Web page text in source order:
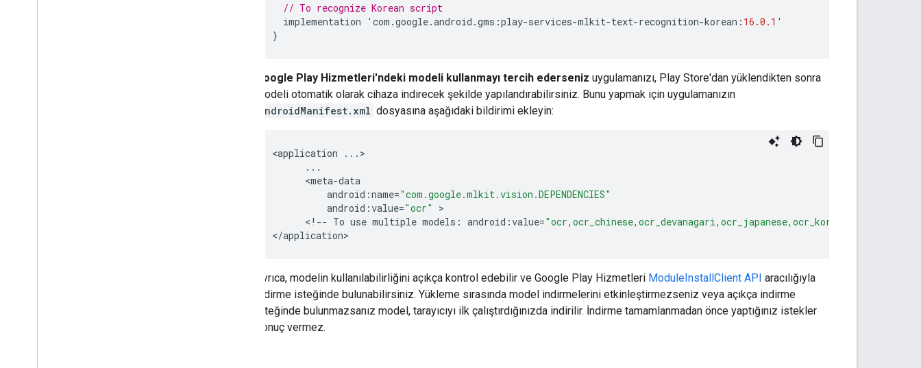
// To recognize Korean script
implementation
' com .google.android .gms :play-services-mlkit-text-recognition-korean : 16.0.1 '
}
Google Play Hizmetleri'ndeki modeli kullanmayı tercih ederseniz uygulamanızı, Play Store'dan yüklendikten sonra
modeli otomatik olarak cihaza indirecek şekilde yapılandırabilirsiniz. Bunu yapmak için uygulamanızın
AndroidManifest.xml dosyasına aşağıdaki bildirimi ekleyin:
<application ... >
...
      <
meta-data
android :name="com.google.mlkit.vision.DEPENDENCIES"
android :value="ocr"
>
      <
! -- To use multiple models : android :value="ocr,ocr_chinese,ocr_devanagari,ocr_japanese,ocr_korean,..."
</application
Ayrıca, modelin kullanılabilirliğini açıkça kontrol edebilir ve Google Play Hizmetleri ModuleInstallClient API aracılığıyla
indirme isteğinde bulunabilirsiniz. Yükleme sırasında model indirmelerini etkinleştirmezseniz veya açıkça indirme
isteğinde bulunmazsanız model, tarayıcıyı ilk çalıştırdığınızda indirilir. İndirme tamamlanmadan önce yaptığınız istekler
sonuç vermez.